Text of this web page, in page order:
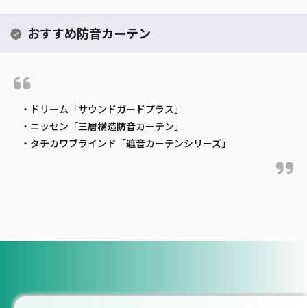
おすすめ防音カーテン
・ドリーム「サウンドガードプラス」
・ニッセン「三層構造防音カーテン」
・タチカワブラインド「遮音カーテンシリーズ」